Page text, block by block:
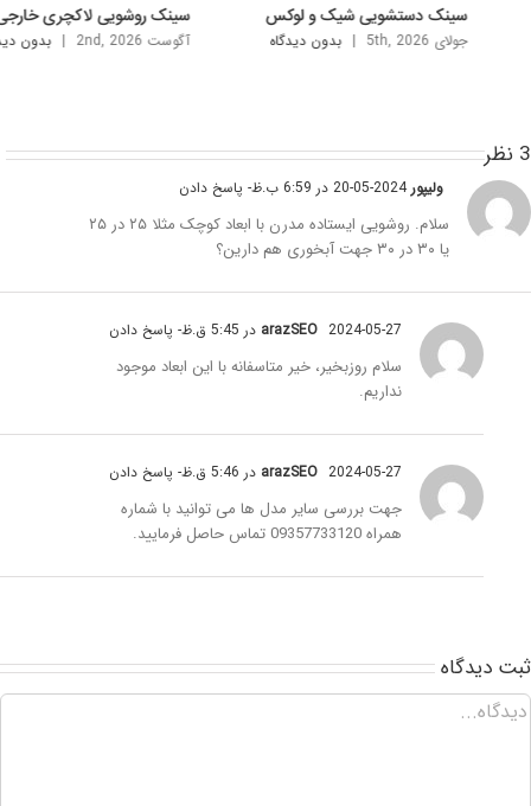
دستشویی شیک و لوکس
| بدون ديدگاه
سینک روشویی لاکچری خارجی
| بدون ديدگاه
یا ۳۰ در ۳۰ جهت آبخوری هم دارین؟
نداریم.
همراه 09357733120 تماس حاصل فرمایید.
ديدگاه